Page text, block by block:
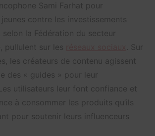
Sami Farhat pour
contre les investissements
la Fédération du secteur
pullulent sur les
. Sur
les créateurs de contenu agissent
des « guides » pour leur
utilisateurs leur font confiance et
à consommer les produits qu’ils
pour soutenir leurs influenceurs